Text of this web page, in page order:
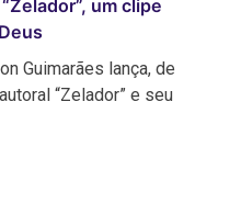
um clipe
Guimarães lança, de
“Zelador” e seu